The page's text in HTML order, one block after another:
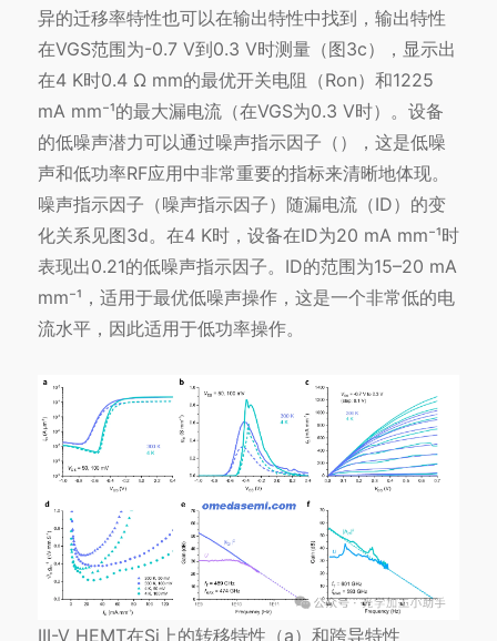
异的迁移率特性也可以在输出特性中找到，输出特性
在VGS范围为-0.7 V到0.3 V时测量（图3c），显示出
在4 K时0.4 Ω mm的最优开关电阻（Ron）和1225
mA mm⁻¹的最大漏电流（在VGS为0.3 V时）。设备
的低噪声潜力可以通过噪声指示因子（），这是低噪
声和低功率RF应用中非常重要的指标来清晰地体现。
噪声指示因子（噪声指示因子）随漏电流（ID）的变
化关系见图3d。在4 K时，设备在ID为20 mA mm⁻¹时
表现出0.21的低噪声指示因子。ID的范围为15–20 mA
mm⁻¹，适用于最优低噪声操作，这是一个非常低的电
流水平，因此适用于低功率操作。
III-V HEMT在Si上的转移特性（a）和跨导特性